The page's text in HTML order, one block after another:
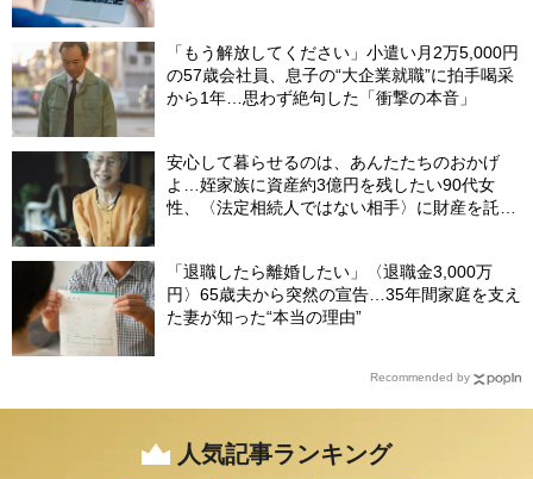
「もう解放してください」小遣い月2万5,000円
の57歳会社員、息子の“大企業就職”に拍手喝采
から1年…思わず絶句した「衝撃の本音」
安心して暮らせるのは、あんたたちのおかげ
よ…姪家族に資産約3億円を残したい90代女
性、〈法定相続人ではない相手〉に財産を託せ
「退職したら離婚したい」〈退職金3,000万
円〉65歳夫から突然の宣告…35年間家庭を支え
た妻が知った“本当の理由”
Recommended by
人気記事ランキング